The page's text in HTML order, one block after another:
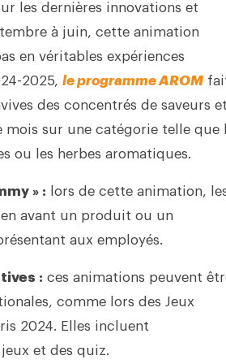
les dernières innovations et
à juin, cette animation
en véritables expériences
2025, le programme AROM
des concentrés de saveurs et
mois sur une catégorie telle que
ou les herbes aromatiques.
» : lors de cette animation,
avant un produit ou un
aux employés.
: ces animations peuvent
comme lors des Jeux
2024. Elles incluent
et des quiz.